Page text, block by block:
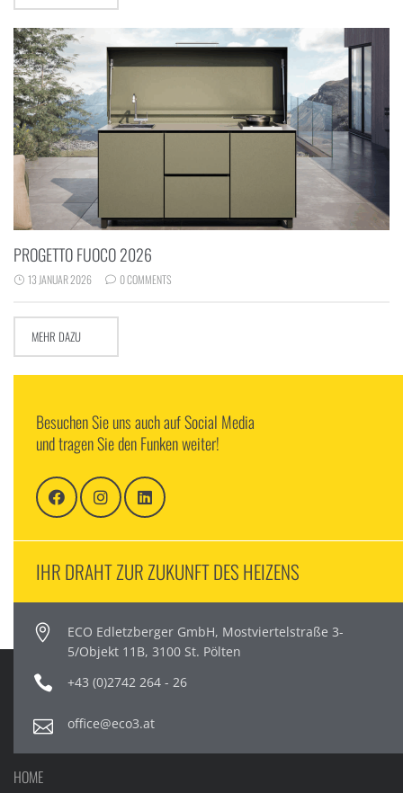
PROGETTO FUOCO 2026
13 JANUAR 2026 0 COMMENTS
MEHR DAZU
Besuchen Sie uns auch auf Social Media
und tragen Sie den Funken weiter!
IHR DRAHT ZUR ZUKUNFT DES HEIZENS
ECO Edletzberger GmbH, Mostviertelstraße 3-
5/Objekt 11B, 3100 St. Pölten
+43 (0)2742 264 - 26
office@eco3.at
HOME